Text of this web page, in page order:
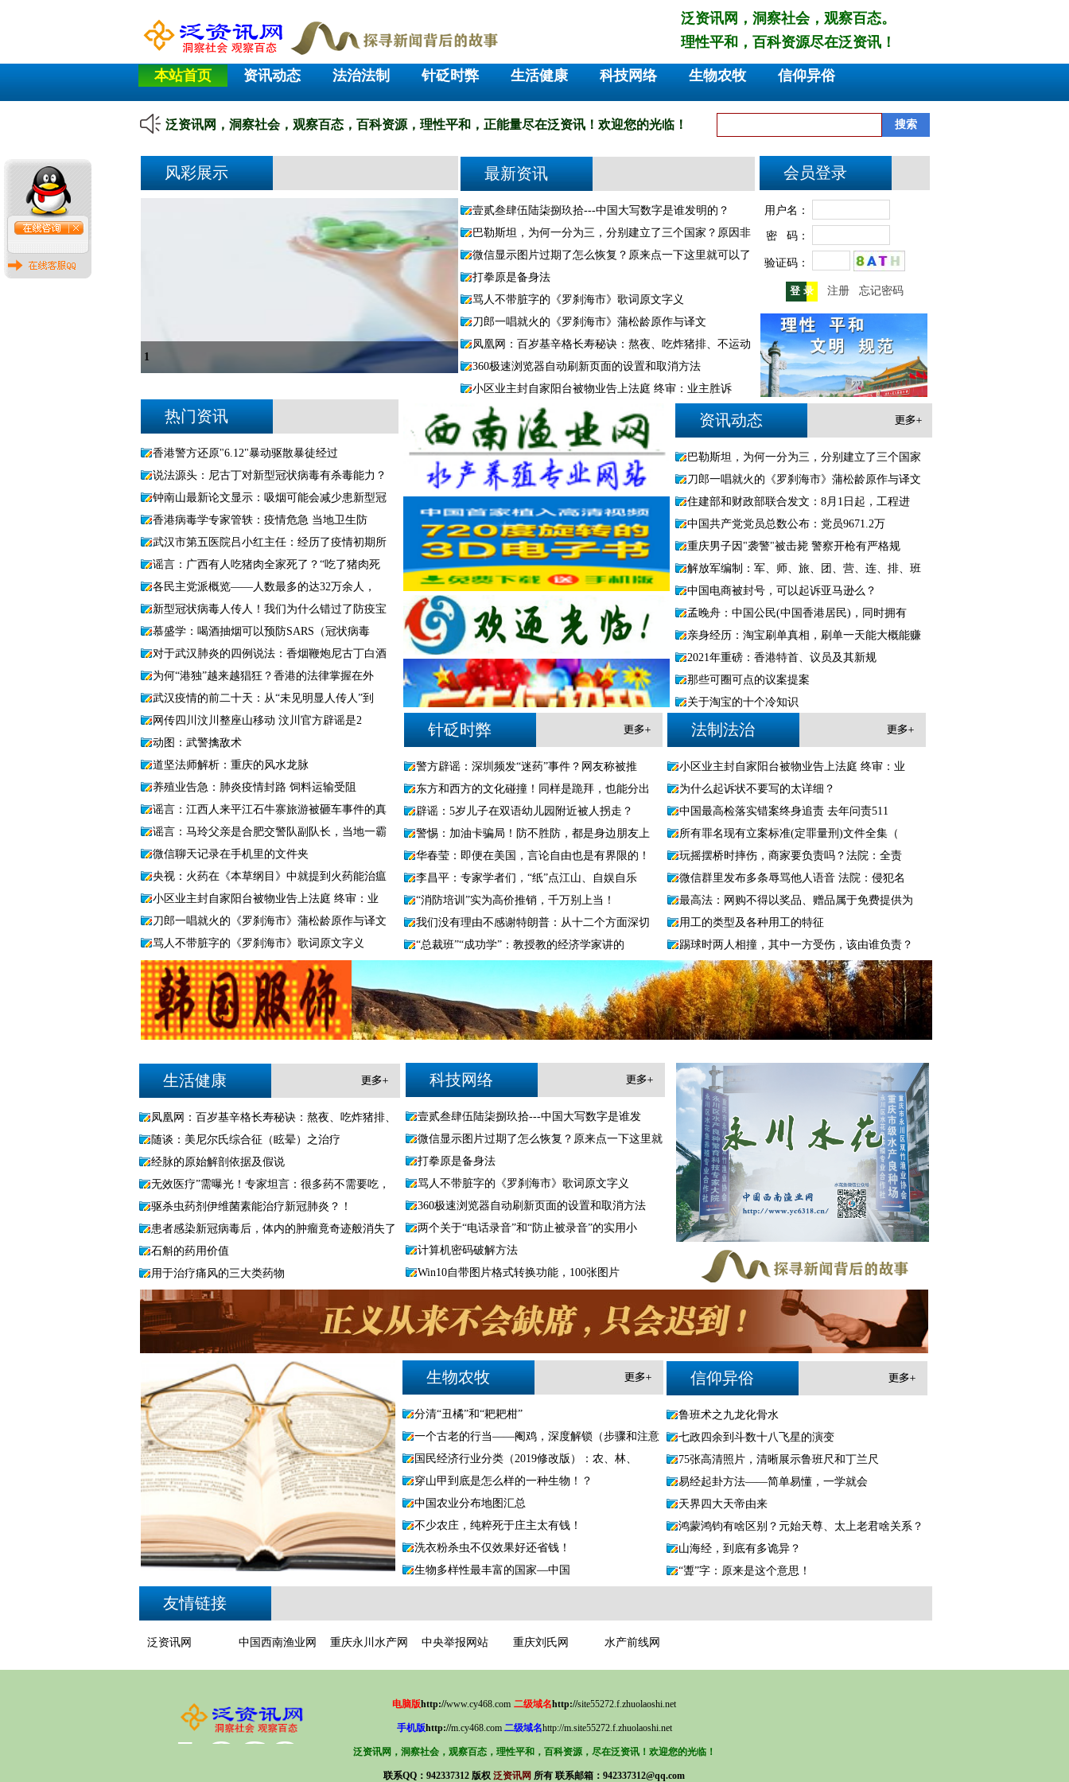
泛资讯网，洞察社会，观察百态。
理性平和，百科资源尽在泛资讯！
本站首页 资讯动态 法治法制 针砭时弊 生活健康 科技网络 生物农牧 信仰异俗
泛资讯网，洞察社会，观察百态 ，百科资源 ， 理性平和， 正能量尽在泛资讯！ 欢迎您的光临！
最新资讯
壹贰叁肆伍陆柒捌玖拾---中国大写数字是谁发明的？
巴勒斯坦，为何一分为三，分别建立了三个国家？原因非
微信显示图片过期了怎么恢复？原来点一下这里就可以了
打拳原是备身法
骂人不带脏字的《罗刹海市》歌词原文字义
刀郎一唱就火的《罗刹海市》蒲松龄原作与译文
凤凰网：百岁基辛格长寿秘诀：熬夜、吃炸猪排、不运动
360极速浏览器自动刷新页面的设置和取消方法
小区业主封自家阳台被物业告上法庭 终审：业主胜诉
热门资讯
香港警方还原"6.12"暴动驱散暴徒经过
说法源头：尼古丁对新型冠状病毒有杀毒能力？
钟南山最新论文显示：吸烟可能会减少患新型冠
香港病毒学专家管轶：疫情危急 当地卫生防
武汉市第五医院吕小红主任：经历了疫情初期所
谣言：广西有人吃猪肉全家死了？“吃了猪肉死
各民主党派概览——人数最多的达32万余人，
新型冠状病毒人传人！我们为什么错过了防疫宝
慕盛学：喝酒抽烟可以预防SARS（冠状病毒
对于武汉肺炎的四例说法：香烟鞭炮尼古丁白酒
为何“港独”越来越猖狂？香港的法律掌握在外
武汉疫情的前二十天：从“未见明显人传人”到
网传四川汶川整座山移动 汶川官方辟谣是2
动图：武警擒敌术
道坚法师解析：重庆的风水龙脉
养殖业告急：肺炎疫情封路 饲料运输受阻
谣言：江西人来平江石牛寨旅游被砸车事件的真
谣言：马玲父亲是合肥交警队副队长，当地一霸
微信聊天记录在手机里的文件夹
央视：火药在《本草纲目》中就提到火药能治瘟
小区业主封自家阳台被物业告上法庭 终审：业
刀郎一唱就火的《罗刹海市》蒲松龄原作与译文
骂人不带脏字的《罗刹海市》歌词原文字义
友情链接
泛资讯网 中国西南渔业网 重庆永川水产网 中央举报网站 重庆刘氏网 水产前线网
资讯动态
巴勒斯坦，为何一分为三，分别建立了三个国家
刀郎一唱就火的《罗刹海市》蒲松龄原作与译文
住建部和财政部联合发文：8月1日起，工程进
中国共产党党员总数公布：党员9671.2万
重庆男子因"袭警"被击毙 警察开枪有严格规
解放军编制：军、师、旅、团、营、连、排、班
中国电商被封号，可以起诉亚马逊么？
孟晚舟：中国公民(中国香港居民)，同时拥有
亲身经历：淘宝刷单真相，刷单一天能大概能赚
2021年重磅：香港特首、议员及其新规
那些可圈可点的议案提案
关于淘宝的十个冷知识
针砭时弊
警方辟谣：深圳频发“迷药”事件？网友称被推
东方和西方的文化碰撞！同样是跪拜，也能分出
辟谣：5岁儿子在双语幼儿园附近被人拐走？
警惕：加油卡骗局！防不胜防，都是身边朋友上
华春莹：即便在美国，言论自由也是有界限的！
李昌平：专家学者们，“纸”点江山、自娱自乐
“消防培训”实为高价推销，千万别上当！
我们没有理由不感谢特朗普：从十二个方面深切
“总裁班”“成功学”：教授教的经济学家讲的
法制法治
小区业主封自家阳台被物业告上法庭 终审：业
为什么起诉状不要写的太详细？
中国最高检落实错案终身追责 去年问责511
所有罪名现有立案标准(定罪量刑)文件全集（
玩摇摆桥时摔伤，商家要负责吗？法院：全责
微信群里发布多条辱骂他人语音 法院：侵犯名
最高法：网购不得以奖品、赠品属于免费提供为
用工的类型及各种用工的特征
踢球时两人相撞，其中一方受伤，该由谁负责？
网络侵权责任中“通知—删除”规则的适用
会员登录
用户名：
密 码：
验证码：
注册 忘记密码
风彩展示
2 1 2
生活健康
凤凰网：百岁基辛格长寿秘诀：熬夜、吃炸猪排、
随谈：美尼尔氏综合征（眩晕）之治疗
经脉的原始解剖依据及假说
无效医疗”需曝光！专家坦言：很多药不需要吃，
驱杀虫药剂伊维菌素能治疗新冠肺炎？！
患者感染新冠病毒后，体内的肿瘤竟奇迹般消失了
石斛的药用价值
用于治疗痛风的三大类药物
科技网络
壹贰叁肆伍陆柒捌玖拾---中国大写数字是谁发
微信显示图片过期了怎么恢复？原来点一下这里就
打拳原是备身法
骂人不带脏字的《罗刹海市》歌词原文字义
360极速浏览器自动刷新页面的设置和取消方法
两个关于“电话录音”和“防止被录音”的实用小
计算机密码破解方法
Win10自带图片格式转换功能，100张图片
生物农牧
分清“丑橘”和“耙耙柑”
一个古老的行当——阉鸡，深度解锁（步骤和注意
国民经济行业分类（2019修改版）：农、林、
穿山甲到底是怎么样的一种生物！？
中国农业分布地图汇总
不少农庄，纯粹死于庄主太有钱！
洗衣粉杀虫不仅效果好还省钱！
生物多样性最丰富的国家—中国
信仰异俗
鲁班术之九龙化骨水
七政四余到斗数十八飞星的演变
75张高清照片，清晰展示鲁班尺和丁兰尺
易经起卦方法——简单易懂，一学就会
天界四大天帝由来
鸿蒙鸿钧有啥区别？元始天尊、太上老君啥关系？
山海经，到底有多诡异？
“聻”字：原来是这个意思！
LOGO
电脑版http://www.cy468.com 二级域名http://site55272.f.zhuolaoshi.net
手机版http://m.cy468.com 二级域名http://m.site55272.f.zhuolaoshi.net
泛资讯网，洞察社会，观察百态， 理性平和 ， 百科资源， 尽在泛资讯！欢迎您的光临！
联系QQ：942337312 版权 泛资讯网 所有 联系邮箱：942337312@qq.com